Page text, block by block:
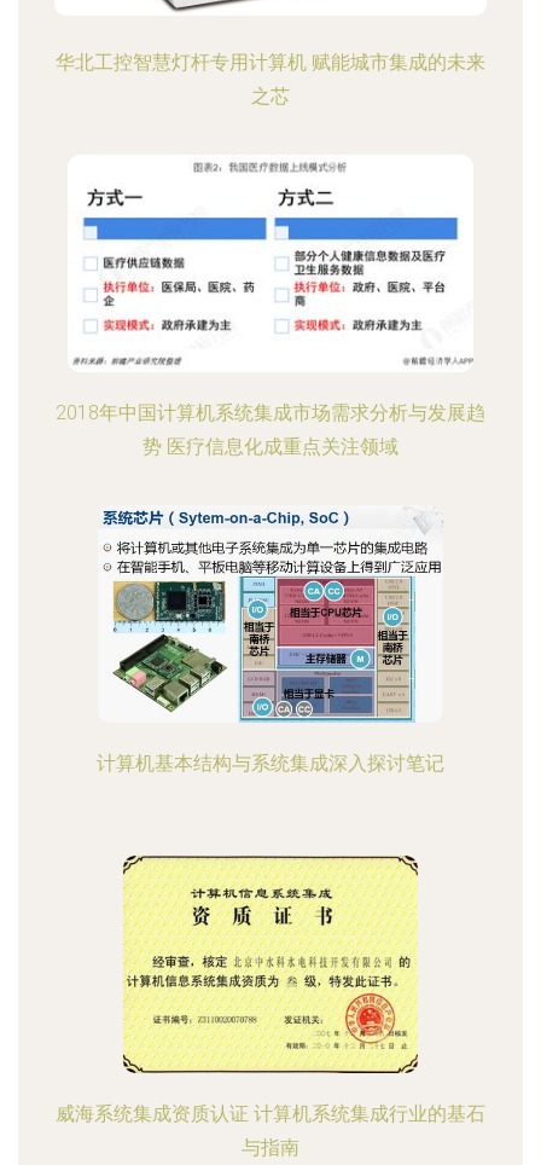
华北工控智慧灯杆专用计算机 赋能城市集成的未来
之芯
2018年中国计算机系统集成市场需求分析与发展趋
势 医疗信息化成重点关注领域
计算机基本结构与系统集成深入探讨笔记
威海系统集成资质认证 计算机系统集成行业的基石
与指南